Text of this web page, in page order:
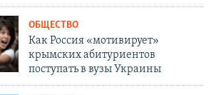
ОБЩЕСТВО
Как Россия «мотивирует»
крымских абитуриентов
поступать в вузы Украины